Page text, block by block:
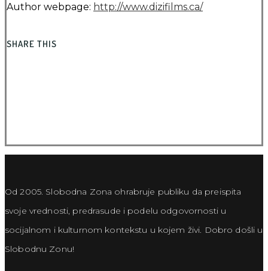
Author webpage: http://www.dizifilms.ca/
SHARE THIS
Od 2005. Slobodna Zona ohrabruje publiku da preispita
svoje vrednosti, predrasude i podelu odgovornosti u
socijalnom i kulturnom kontekstu u kojem živi. Dobro došli u
Slobodnu Zonu!